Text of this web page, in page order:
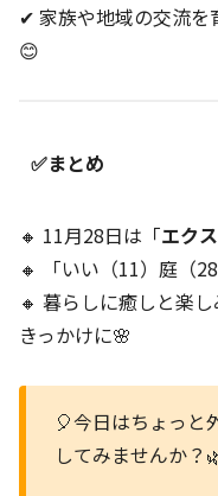
✔ 家族や地域の交流を
😊
✅まとめ
🔸 11月28日は「エク
🔸 「いい（11）庭（
🔸 暮らしに癒しと楽
きっかけに🌸
🎈今日はちょっと
してみませんか？